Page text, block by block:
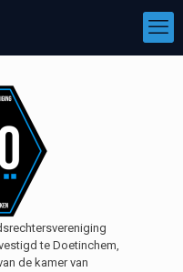
te Doetinchem,
de kamer van